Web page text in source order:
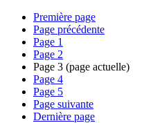
Première page
Page précédente
Page 1
Page 2
Page 3 (page actuelle)
Page 4
Page 5
Page suivante
Dernière page